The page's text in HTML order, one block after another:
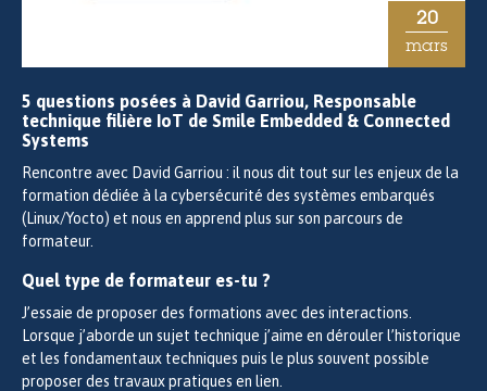
20
mars
5 questions posées à David Garriou, Responsable
technique filière IoT de Smile Embedded & Connected
Systems
Rencontre avec David Garriou : il nous dit tout sur les enjeux de la
formation dédiée à la cybersécurité des systèmes embarqués
(Linux/Yocto) et nous en apprend plus sur son parcours de
formateur.
Quel type de formateur es-tu ?
J’essaie de proposer des formations avec des interactions.
Lorsque j’aborde un sujet technique j’aime en dérouler l’historique
et les fondamentaux techniques puis le plus souvent possible
proposer des travaux pratiques en lien.